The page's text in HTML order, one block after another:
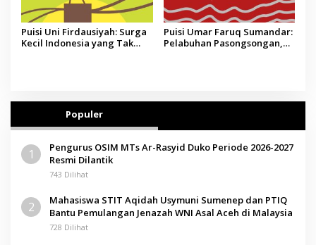
Puisi Uni Firdausiyah: Surga
Kecil Indonesia yang Tak
Puisi Umar Faruq Sumandar:
Pelabuhan Pasongsongan,
Populer
1
Pengurus OSIM MTs Ar-Rasyid Duko Periode 2026-2027
Resmi Dilantik
743 Dilihat
2
Mahasiswa STIT Aqidah Usymuni Sumenep dan PTIQ
Bantu Pemulangan Jenazah WNI Asal Aceh di Malaysia
728 Dilihat